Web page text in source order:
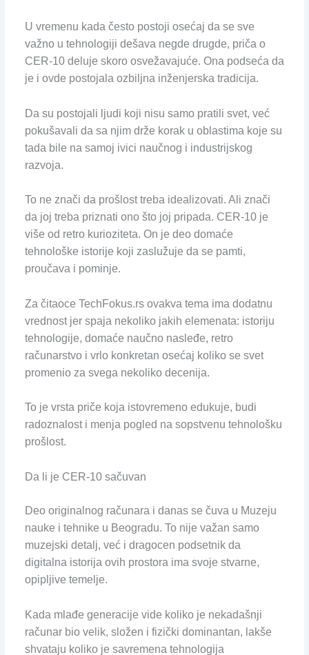
U vremenu kada često postoji osećaj da se sve
važno u tehnologiji dešava negde drugde, priča o
CER-10 deluje skoro osvežavajuće. Ona podseća da
je i ovde postojala ozbiljna inženjerska tradicija.
Da su postojali ljudi koji nisu samo pratili svet, već
pokušavali da sa njim drže korak u oblastima koje su
tada bile na samoj ivici naučnog i industrijskog
razvoja.
To ne znači da prošlost treba idealizovati. Ali znači
da joj treba priznati ono što joj pripada. CER-10 je
više od retro kurioziteta. On je deo domaće
tehnološke istorije koji zaslužuje da se pamti,
proučava i pominje.
Za čitaoce TechFokus.rs ovakva tema ima dodatnu
vrednost jer spaja nekoliko jakih elemenata: istoriju
tehnologije, domaće naučno nasleđe, retro
računarstvo i vrlo konkretan osećaj koliko se svet
promenio za svega nekoliko decenija.
To je vrsta priče koja istovremeno edukuje, budi
radoznalost i menja pogled na sopstvenu tehnološku
prošlost.
Da li je CER-10 sačuvan
Deo originalnog računara i danas se čuva u Muzeju
nauke i tehnike u Beogradu. To nije važan samo
muzejski detalj, već i dragocen podsetnik da
digitalna istorija ovih prostora ima svoje stvarne,
opipljive temelje.
Kada mlađe generacije vide koliko je nekadašnji
računar bio velik, složen i fizički dominantan, lakše
shvataju koliko je savremena tehnologija